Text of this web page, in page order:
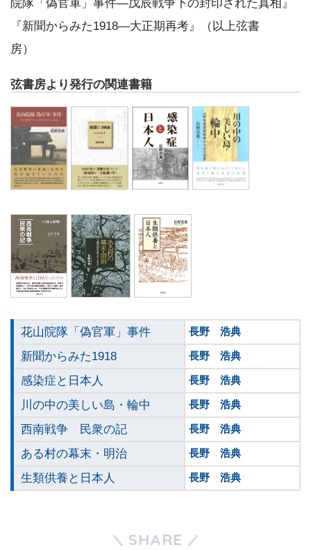
院隊「偽官軍」事件―戊辰戦争下の封印された真相』
『新聞からみた1918―大正期再考』（以上弦書
房）
弦書房より発行の関連書籍
花山院隊「偽官軍」事件 長野 浩典
新聞からみた1918 長野 浩典
感染症と日本人 長野 浩典
川の中の美しい島・輪中 長野 浩典
西南戦争 民衆の記 長野 浩典
ある村の幕末・明治 長野 浩典
生類供養と日本人 長野 浩典
SHARE